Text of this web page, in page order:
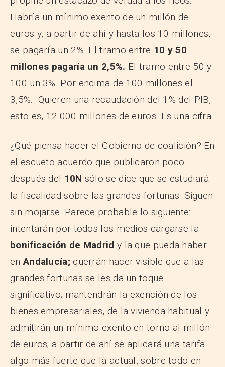
Habría un mínimo exento de un millón de
euros y, a partir de ahí y hasta los 10 millones,
se pagaría un 2%. El tramo entre 10 y 50
millones pagaría un 2,5%. El tramo entre 50 y
100 un 3%. Por encima de 100 millones el
3,5%. Quieren una recaudación del 1% del PIB,
esto es, 12.000 millones de euros. Es una cifra.
¿Qué piensa hacer el Gobierno de coalición? En
el escueto acuerdo que publicaron poco
después del 10N sólo se dice que se estudiará
la fiscalidad sobre las grandes fortunas. Siguen
sin mojarse. Parece probable lo siguiente:
intentarán por todos los medios cargarse la
bonificación de Madrid y la que pueda haber
enAndalucía; querrán hacer visible que a las
grandes fortunas se les da un toque
significativo; mantendrán la exención de los
bienes empresariales, de la vivienda habitual y
admitirán un mínimo exento en torno al millón
de euros; a partir de ahí se aplicará una tarifa
algo más fuerte que la actual, sobre todo en